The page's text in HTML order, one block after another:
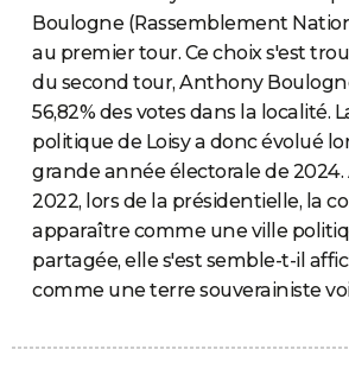
Boulogne (Rassemblement
au premier tour. Ce choix s'est
du second tour, Anthony
56,82% des votes dans la localité.
politique de Loisy a donc évolué
grande année électorale de 2024.
2022, lors de la présidentielle, la
apparaître comme une ville
partagée, elle s'est semble-t-il
comme une terre souverainiste